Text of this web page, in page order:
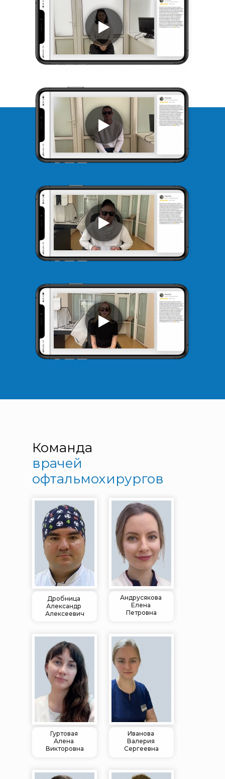
Команда
врачей
офтальмохирургов
Дробница
Александр
Алексеевич
Андрусякова
Елена
Петровна
Гуртовая
Алена
Викторовна
Иванова
Валерия
Сергеевна